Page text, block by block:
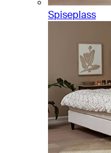
Spiseplass